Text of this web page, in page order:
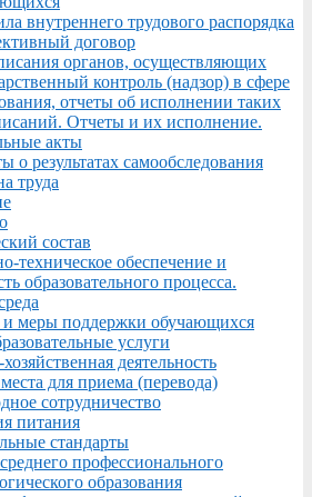
внутреннего трудового распорядка
договор
органов, осуществляющих
контроль (надзор) в сфере
отчеты об исполнении таких
Отчеты и их исполнение.
акты
о результатах самообследования
труда
состав
техническое обеспечение и
образовательного процесса.
меры поддержки обучающихся
услуги
деятельность
для приема (перевода)
сотрудничество
питания
стандарты
профессионального
образования